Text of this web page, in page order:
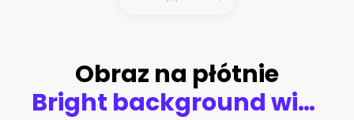
Obraz na płótnie
Bright background with a volumetric pattern and print. 3d illustration, 3d rendering.